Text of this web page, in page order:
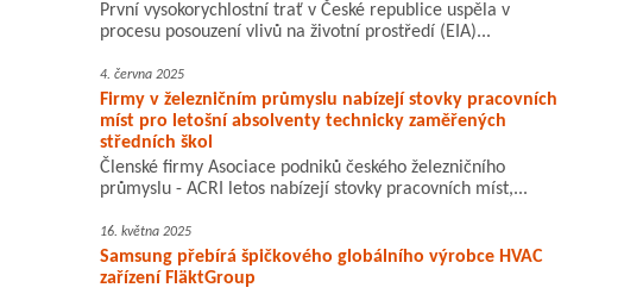
První vysokorychlostní trať v České republice uspěla v
procesu posouzení vlivů na životní prostředí (EIA)...
4. června 2025
Firmy v železničním průmyslu nabízejí stovky pracovních
míst pro letošní absolventy technicky zaměřených
středních škol
Členské firmy Asociace podniků českého železničního
průmyslu - ACRI letos nabízejí stovky pracovních míst,...
16. května 2025
Samsung přebírá špičkového globálního výrobce HVAC
zařízení FläktGroup